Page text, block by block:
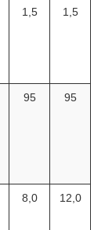
1,5 1,5
95 95
8,0 12,0